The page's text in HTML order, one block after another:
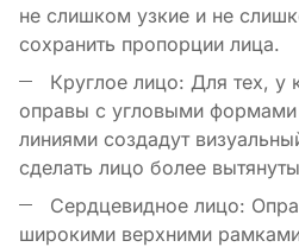
не слишком узкие и не
сохранить пропорции лица.
Круглое лицо: Для тех, у
оправы с угловыми
линиями создадут
сделать лицо более
Сердцевидное лицо:
широкими верхними